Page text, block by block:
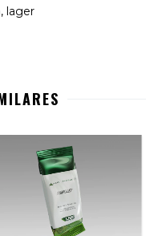
lager